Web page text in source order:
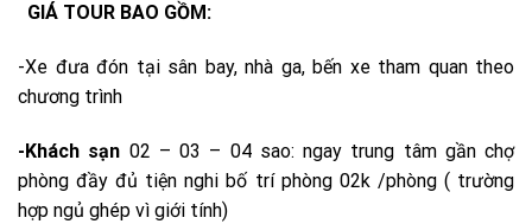
GIÁ TOUR BAO GỒM:
-Xe đưa đón tại sân bay, nhà ga, bến xe tham quan theo
chương trình
-Khách sạn 02 – 03 – 04 sao: ngay trung tâm gần chợ
phòng đầy đủ tiện nghi bố trí phòng 02k /phòng ( trường
hợp ngủ ghép vì giới tính)